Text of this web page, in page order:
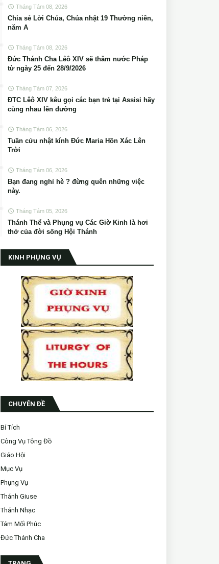
Tháng Tám 08, 2026
Chia sẻ Lời Chúa, Chúa nhật 19 Thường niên,
năm A
Tháng Tám 08, 2026
Đức Thánh Cha Lêô XIV sẽ thăm nước Pháp
từ ngày 25 đến 28/9/2026
Tháng Tám 07, 2026
ĐTC Lêô XIV kêu gọi các bạn trẻ tại Assisi hãy
cùng nhau lên đường
Tháng Tám 06, 2026
Tuần cửu nhật kính Đức Maria Hồn Xác Lên
Trời
Tháng Tám 06, 2026
Bạn đang nghỉ hè ? đừng quên những việc
này.
Tháng Tám 05, 2026
Thánh Thể và Phụng vụ Các Giờ Kinh là hơi
thở của đời sống Hội Thánh
KINH PHỤNG VỤ
CHUYÊN ĐỀ
Bí Tích
Công Vụ Tông Đồ
Giáo Hội
Mục Vụ
Phụng Vụ
Thánh Giuse
Thánh Nhạc
Tám Mối Phúc
Đức Thánh Cha